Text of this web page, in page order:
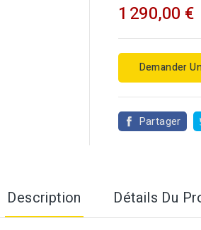
1 290,00 €
Demander
Partager
Description Détails Du